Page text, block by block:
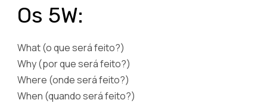
Os 5W:
What (o que será feito?)
Why (por que será feito?)
Where (onde será feito?)
When (quando será feito?)